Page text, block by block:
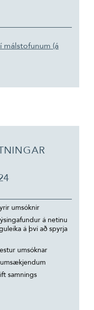
málstofunum (á
umsóknir
á netinu
á því að spyrja
umsóknar
samnings